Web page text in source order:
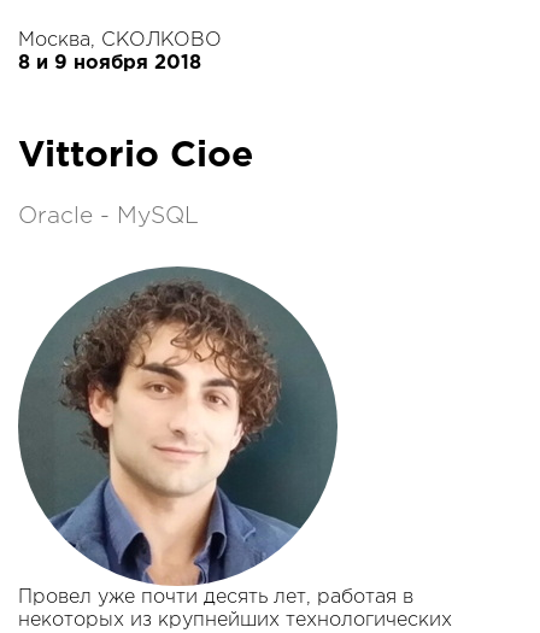
Москва, СКОЛКОВО
8 и 9 ноября 2018
Vittorio Cioe
Oracle - MySQL
Провел уже почти десять лет, работая в
некоторых из крупнейших технологических